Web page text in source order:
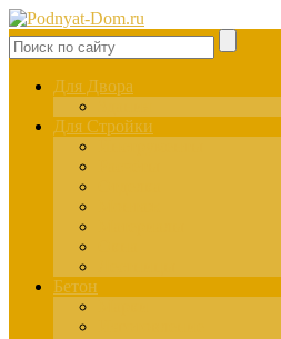
Для Двора
Для Стройки
Бетон